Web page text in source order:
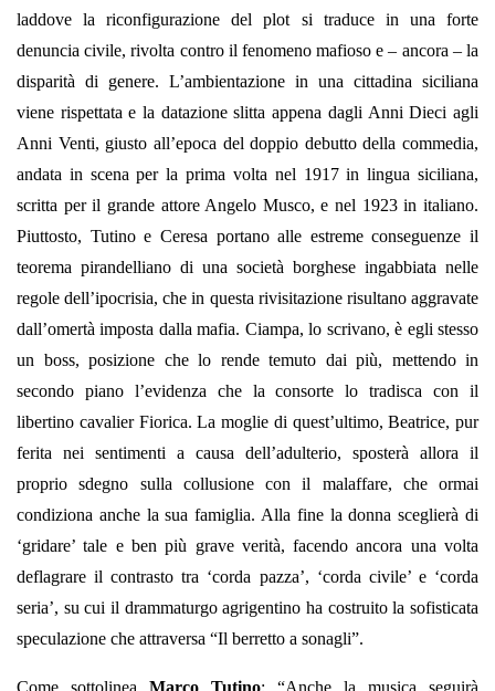
laddove la riconfigurazione del plot si traduce in una forte
denuncia civile, rivolta contro il fenomeno mafioso e – ancora – la
disparità di genere. L’ambientazione in una cittadina siciliana
viene rispettata e la datazione slitta appena dagli Anni Dieci agli
Anni Venti, giusto all’epoca del doppio debutto della commedia,
andata in scena per la prima volta nel 1917 in lingua siciliana,
scritta per il grande attore Angelo Musco, e nel 1923 in italiano.
Piuttosto, Tutino e Ceresa portano alle estreme conseguenze il
teorema pirandelliano di una società borghese ingabbiata nelle
regole dell’ipocrisia, che in questa rivisitazione risultano aggravate
dall’omertà imposta dalla mafia. Ciampa, lo scrivano, è egli stesso
un boss, posizione che lo rende temuto dai più, mettendo in
secondo piano l’evidenza che la consorte lo tradisca con il
libertino cavalier Fiorica. La moglie di quest’ultimo, Beatrice, pur
ferita nei sentimenti a causa dell’adulterio, sposterà allora il
proprio sdegno sulla collusione con il malaffare, che ormai
condiziona anche la sua famiglia. Alla fine la donna sceglierà di
‘gridare’ tale e ben più grave verità, facendo ancora una volta
deflagrare il contrasto tra ‘corda pazza’, ‘corda civile’ e ‘corda
seria’, su cui il drammaturgo agrigentino ha costruito la sofisticata
speculazione che attraversa “Il berretto a sonagli”.